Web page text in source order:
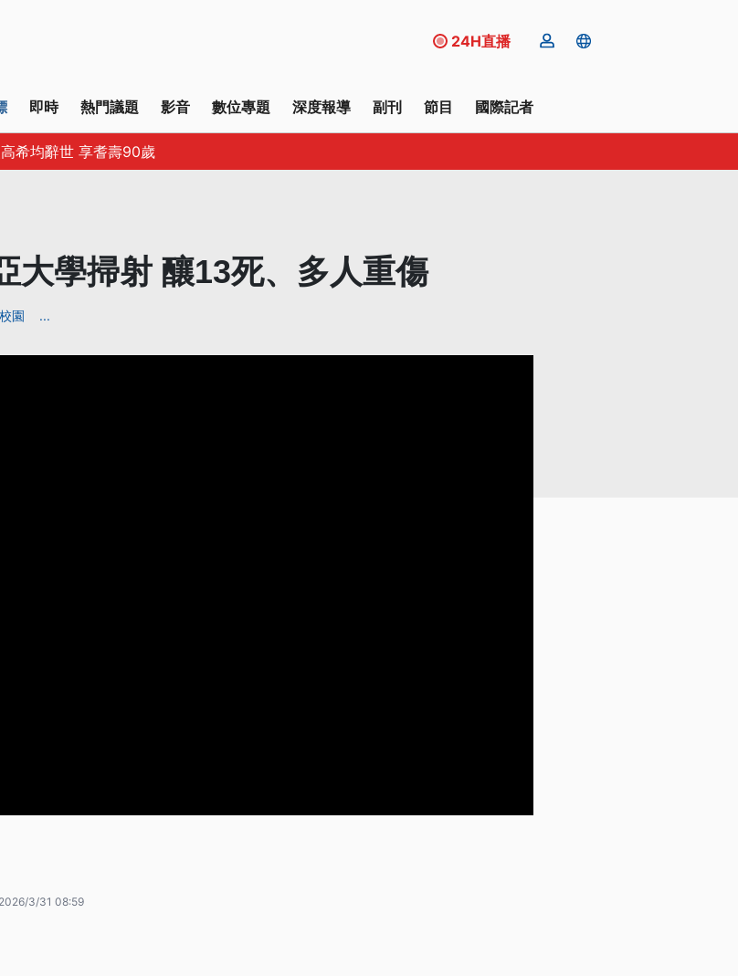
24H直播
即時 熱門議題 影音 數位專題 深度報導 副刊 節目 國際記者
希均辭世 享耆壽90歲
大學掃射 釀13死、多人重傷
校園 ...
2026/3/31 08:59